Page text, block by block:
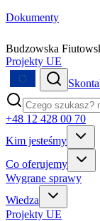
Dokumenty
Budzowska
Projekty UE
+48 12 428 00 70
Kim jesteśmy
Co oferujemy
Wygrane sprawy
Wiedza
Projekty UE